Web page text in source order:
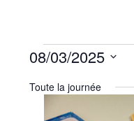
08/03/2025
une
Toute la journée